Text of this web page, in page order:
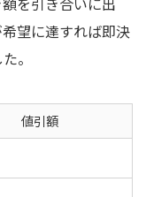
望に達すれば即決
。
値引額